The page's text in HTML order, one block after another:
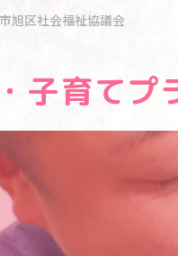
旭区社会福祉協議会
子育てプ